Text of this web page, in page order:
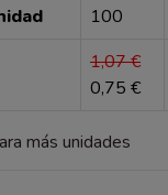
100
1,07 €
0,75 €
más unidades